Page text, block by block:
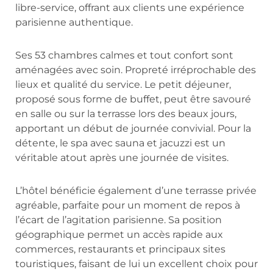
libre-service, offrant aux clients une expérience
parisienne authentique.
Ses 53 chambres calmes et tout confort sont
aménagées avec soin. Propreté irréprochable des
lieux et qualité du service. Le petit déjeuner,
proposé sous forme de buffet, peut être savouré
en salle ou sur la terrasse lors des beaux jours,
apportant un début de journée convivial. Pour la
détente, le spa avec sauna et jacuzzi est un
véritable atout après une journée de visites.
L’hôtel bénéficie également d’une terrasse privée
agréable, parfaite pour un moment de repos à
l’écart de l’agitation parisienne. Sa position
géographique permet un accès rapide aux
commerces, restaurants et principaux sites
touristiques, faisant de lui un excellent choix pour